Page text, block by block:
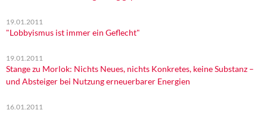
Kontakt
19.01.2011
"Lobbyismus ist immer ein Geflecht"
19.01.2011
Stange zu Morlok: Nichts Neues, nichts Konkretes, keine Substanz –
und Absteiger bei Nutzung erneuerbarer Energien
16.01.2011